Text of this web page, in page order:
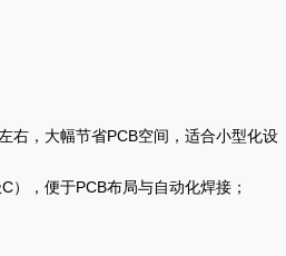
右，大幅节省PCB空间，适合小型化设
），便于PCB布局与自动化焊接；